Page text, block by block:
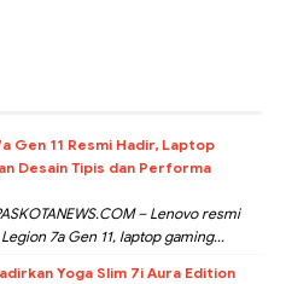
Gen 11 Resmi Hadir, Laptop
Desain Tipis dan Performa
– Lenovo resmi
7a Gen 11, laptop gaming...
Yoga Slim 7i Aura Edition